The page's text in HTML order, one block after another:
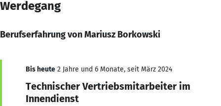
Werdegang
Berufserfahrung von Mariusz Borkowski
Bis heute 2 Jahre und 6 Monate, seit März 2024
Technischer Vertriebsmitarbeiter im
Innendienst